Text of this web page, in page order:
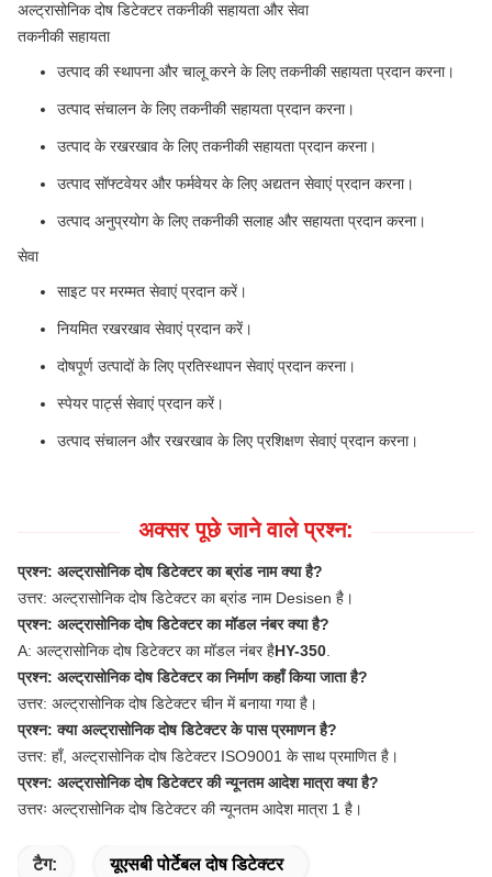
अल्ट्रासोनिक दोष डिटेक्टर तकनीकी सहायता और सेवा
तकनीकी सहायता
उत्पाद की स्थापना और चालू करने के लिए तकनीकी सहायता प्रदान करना।
उत्पाद संचालन के लिए तकनीकी सहायता प्रदान करना।
उत्पाद के रखरखाव के लिए तकनीकी सहायता प्रदान करना।
उत्पाद सॉफ्टवेयर और फर्मवेयर के लिए अद्यतन सेवाएं प्रदान करना।
उत्पाद अनुप्रयोग के लिए तकनीकी सलाह और सहायता प्रदान करना।
सेवा
साइट पर मरम्मत सेवाएं प्रदान करें।
नियमित रखरखाव सेवाएं प्रदान करें।
दोषपूर्ण उत्पादों के लिए प्रतिस्थापन सेवाएं प्रदान करना।
स्पेयर पार्ट्स सेवाएं प्रदान करें।
उत्पाद संचालन और रखरखाव के लिए प्रशिक्षण सेवाएं प्रदान करना।
अक्सर पूछे जाने वाले प्रश्न:
प्रश्न: अल्ट्रासोनिक दोष डिटेक्टर का ब्रांड नाम क्या है?
उत्तर: अल्ट्रासोनिक दोष डिटेक्टर का ब्रांड नाम Desisen है।
प्रश्न: अल्ट्रासोनिक दोष डिटेक्टर का मॉडल नंबर क्या है?
A: अल्ट्रासोनिक दोष डिटेक्टर का मॉडल नंबर हैHY-350
प्रश्न: अल्ट्रासोनिक दोष डिटेक्टर का निर्माण कहाँ किया जाता है?
उत्तर: अल्ट्रासोनिक दोष डिटेक्टर चीन में बनाया गया है।
प्रश्न: क्या अल्ट्रासोनिक दोष डिटेक्टर के पास प्रमाणन है?
उत्तर: हाँ, अल्ट्रासोनिक दोष डिटेक्टर ISO9001 के साथ प्रमाणित है।
प्रश्न: अल्ट्रासोनिक दोष डिटेक्टर की न्यूनतम आदेश मात्रा क्या है?
उत्तरः अल्ट्रासोनिक दोष डिटेक्टर की न्यूनतम आदेश मात्रा 1 है।
टैग: यूएसबी पोर्टेबल दोष डिटेक्टर